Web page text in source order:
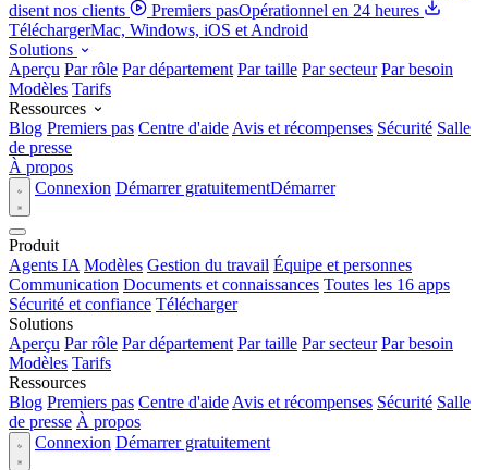
disent nos clients
Premiers pasOpérationnel en 24 heures
TéléchargerMac, Windows, iOS et Android
Solutions
Aperçu Par rôle Par département Par taille Par secteur Par besoin
Modèles Tarifs
Ressources
Blog Premiers pas Centre d'aide Avis et récompenses Sécurité Salle
de presse
À propos
Connexion Démarrer gratuitementDémarrer
Produit
Agents IA Modèles Gestion du travail Équipe et personnes
Communication Documents et connaissances Toutes les 16 apps
Sécurité et confiance Télécharger
Solutions
Aperçu Par rôle Par département Par taille Par secteur Par besoin
Modèles Tarifs
Ressources
Blog Premiers pas Centre d'aide Avis et récompenses Sécurité Salle
de presse À propos
Connexion Démarrer gratuitement